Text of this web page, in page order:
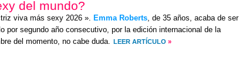
del mundo?
viva más sexy 2026 ». Emma Roberts, de 35 años, acaba de ser
por segundo año consecutivo, por la edición internacional de la
del momento, no cabe duda. LEER ARTÍCULO »